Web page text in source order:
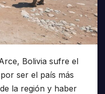
Bolivia sufre el
ser el país más
la región y haber